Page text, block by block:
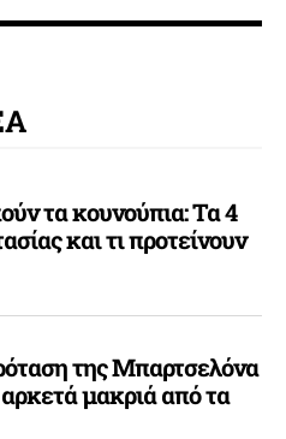
τα κουνούπια: Τα 4
και τι προτείνουν
της Μπαρτσελόνα
αρκετά μακριά από τα